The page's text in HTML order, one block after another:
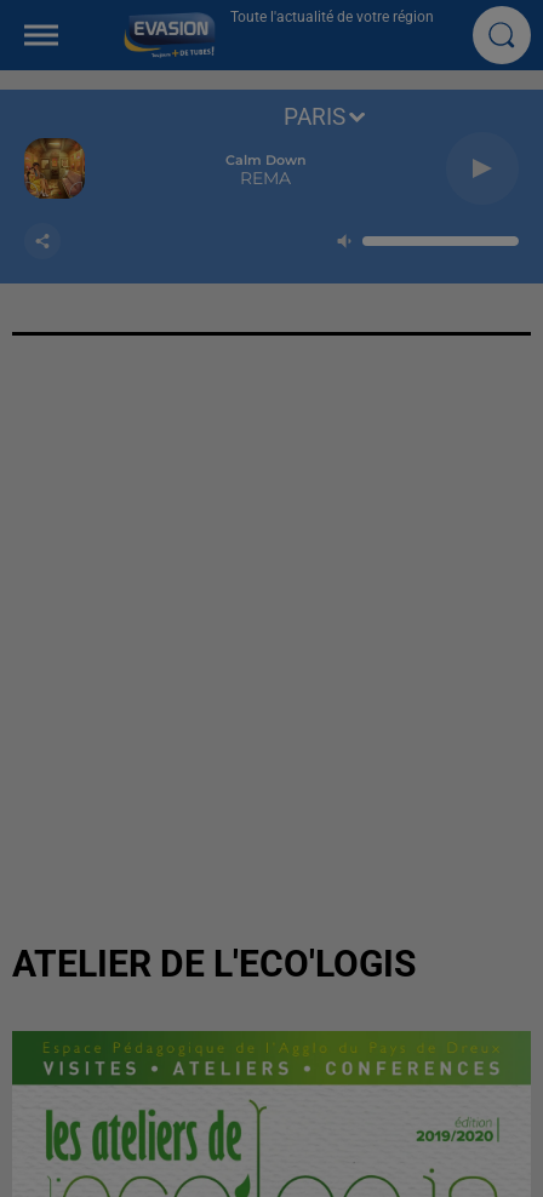
Toute l'actualité de votre région
Calm Down
REMA
PARIS
ATELIER DE L'ECO'LOGIS